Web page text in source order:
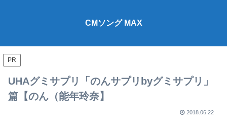
CMソング MAX
PR
UHAグミサプリ「のんサプリbyグミサプリ」
篇【のん（能年玲奈】
2018.06.22